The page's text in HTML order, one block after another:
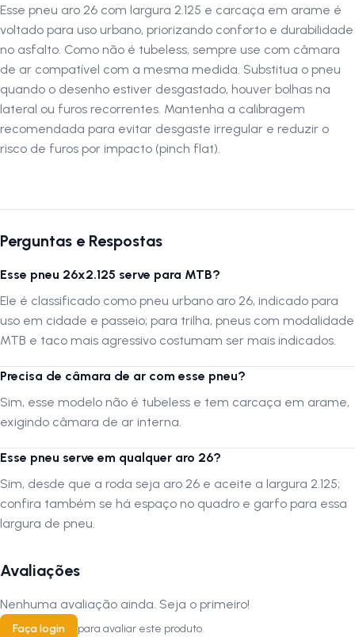
ETRTO:54-559
Composição:Arame
Siga-nos no Instagram: @lojanapista
Assista nosso canal no YouTube:Lojanapista
Esse pneu aro 26 com largura 2.125 e carcaça em arame é
voltado para uso urbano, priorizando conforto e durabilidade
no asfalto. Como não é tubeless, sempre use com câmara
de ar compatível com a mesma medida. Substitua o pneu
quando o desenho estiver desgastado, houver bolhas na
lateral ou furos recorrentes. Mantenha a calibragem
recomendada para evitar desgaste irregular e reduzir o
risco de furos por impacto (pinch flat).
Perguntas e Respostas
Esse pneu 26x2.125 serve para MTB?
Ele é classificado como pneu urbano aro 26, indicado para
uso em cidade e passeio; para trilha, pneus com modalidade
MTB e taco mais agressivo costumam ser mais indicados.
Precisa de câmara de ar com esse pneu?
Sim, esse modelo não é tubeless e tem carcaça em arame,
exigindo câmara de ar interna.
Esse pneu serve em qualquer aro 26?
Sim, desde que a roda seja aro 26 e aceite a largura 2.125;
confira também se há espaço no quadro e garfo para essa
largura de pneu.
Avaliações
Nenhuma avaliação ainda. Seja o primeiro!
Faça login para avaliar este produto.